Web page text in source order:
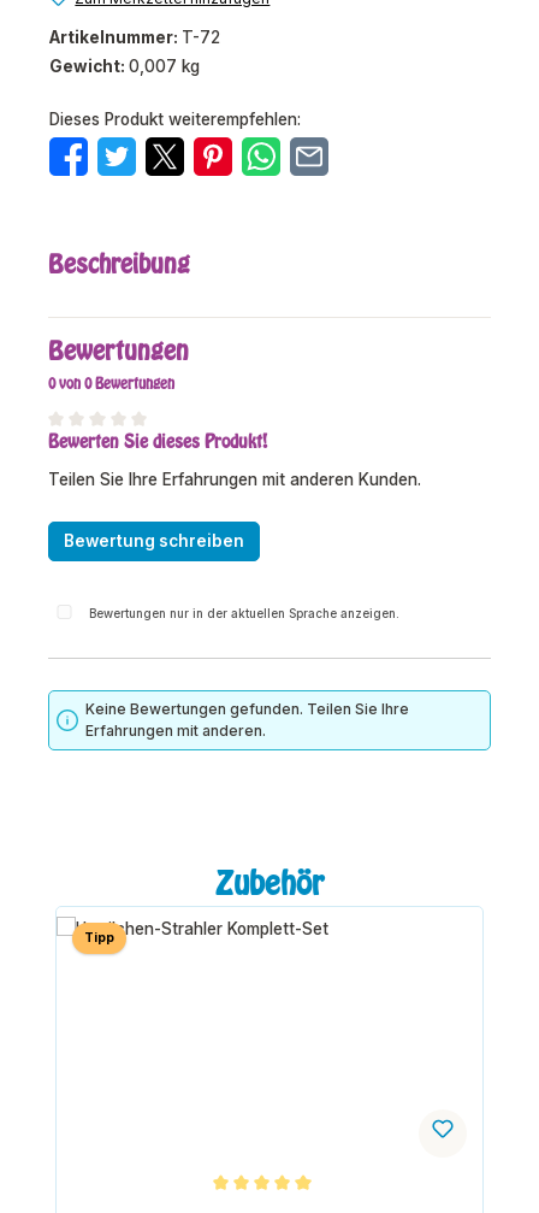
Artikelnummer: T-72
Gewicht: 0,007 kg
Dieses Produkt weiterempfehlen:
Beschreibung
Bewertungen
0 von 0 Bewertungen
Durchschnittliche Bewertung von 0 von 5 Sternen
Bewerten Sie dieses Produkt!
Teilen Sie Ihre Erfahrungen mit anderen Kunden.
Bewertung schreiben
Bewertungen nur in der aktuellen Sprache anzeigen.
Keine Bewertungen gefunden. Teilen Sie Ihre
Erfahrungen mit anderen.
Produktgalerie überspringenZubehör
Tipp